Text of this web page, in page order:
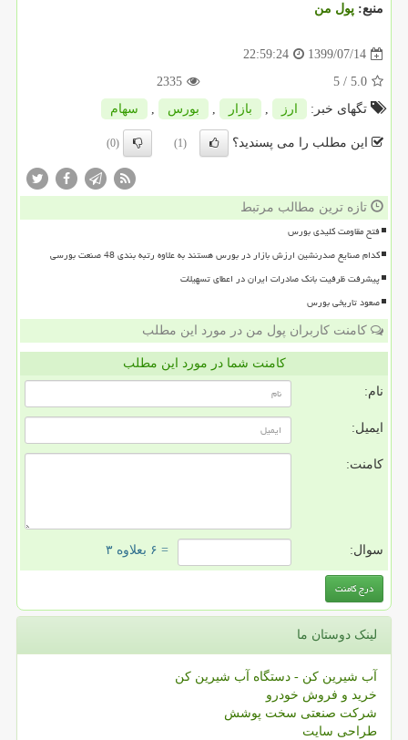
منبع: پول من
1399/07/14
22:59:24
5.0
/ 5
2335
تگهای خبر:
ارز , بازار , بورس , سهام
این مطلب را می پسندید؟ (1)
(0)
تازه ترین مطالب مرتبط
فتح مقاومت کلیدی بورس
کدام صنایع صدرنشین ارزش بازار در بورس هستند به علاوه رتبه بندی 48 صنعت بورسی
پیشرفت ظرفیت بانک صادرات ایران در اعطای تسهیلات
صعود تاریخی بورس
کامنت کاربران پول من در مورد این مطلب
کامنت شما در مورد این مطلب
نام:
ایمیل:
کامنت:
سوال: = ۶ بعلاوه ۳
لینک دوستان ما
آب شیرین کن - دستگاه آب شیرین کن
خرید و فروش خودرو
شرکت صنعتی سخت پوشش
طراحی سایت